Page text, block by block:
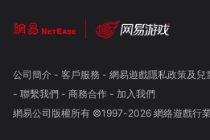
公司簡介- 客戶服務 - 網易遊戲隱私政策及兒
- 聯繫我們- 商務合作- 加入我們
網易公司版權所有 ©1997-2026 網絡遊戲行